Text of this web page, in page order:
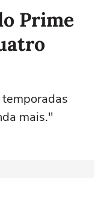
Prime
mais."